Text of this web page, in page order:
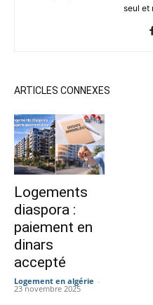
seul et
ARTICLES CONNEXES
Logements
diaspora :
paiement en
dinars
accepté
Logement en algérie -
23 novembre 2025